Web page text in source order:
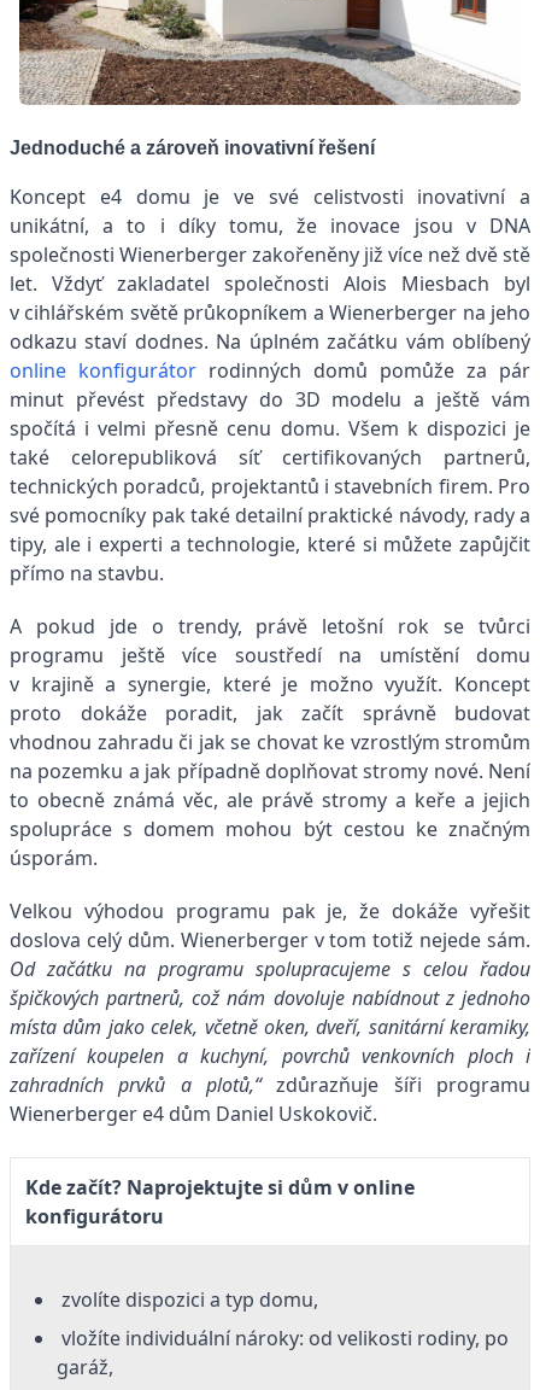
Jednoduché a zároveň inovativní řešení
Koncept e4 domu je ve své celistvosti inovativní a
unikátní, a to i díky tomu, že inovace jsou v DNA
společnosti Wienerberger zakořeněny již více než dvě stě
let. Vždyť zakladatel společnosti Alois Miesbach byl
v cihlářském světě průkopníkem a Wienerberger na jeho
odkazu staví dodnes. Na úplném začátku vám oblíbený
online konfigurátor rodinných domů pomůže za pár
minut převést představy do 3D modelu a ještě vám
spočítá i velmi přesně cenu domu. Všem k dispozici je
také celorepubliková síť certifikovaných partnerů,
technických poradců, projektantů i stavebních firem. Pro
své pomocníky pak také detailní praktické návody, rady a
tipy, ale i experti a technologie, které si můžete zapůjčit
přímo na stavbu.
A pokud jde o trendy, právě letošní rok se tvůrci
programu ještě více soustředí na umístění domu
v krajině a synergie, které je možno využít. Koncept
proto dokáže poradit, jak začít správně budovat
vhodnou zahradu či jak se chovat ke vzrostlým stromům
na pozemku a jak případně doplňovat stromy nové. Není
to obecně známá věc, ale právě stromy a keře a jejich
spolupráce s domem mohou být cestou ke značným
úsporám.
Velkou výhodou programu pak je, že dokáže vyřešit
doslova celý dům. Wienerberger v tom totiž nejede sám.
Od začátku na programu spolupracujeme s celou řadou
špičkových partnerů, což nám dovoluje nabídnout z jednoho
místa dům jako celek, včetně oken, dveří, sanitární keramiky,
zařízení koupelen a kuchyní, povrchů venkovních ploch i
zahradních prvků a plotů,“zdůrazňuje šíři programu
Wienerberger e4 dům Daniel Uskokovič.
Kde začít? Naprojektujte si dům v online
konfigurátoru
zvolíte dispozici a typ domu,
vložíte individuální nároky: od velikosti rodiny, po
garáž,